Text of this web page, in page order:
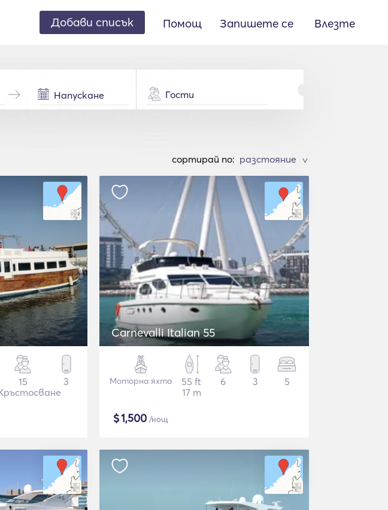
Добави списък Помощ Запишете се Влезте
Гости
cортирай по: >
15
3
Carnevalli Italian 55
Моторна яхта
55 ft
17 m
6 3 5
$1,500 /нощ